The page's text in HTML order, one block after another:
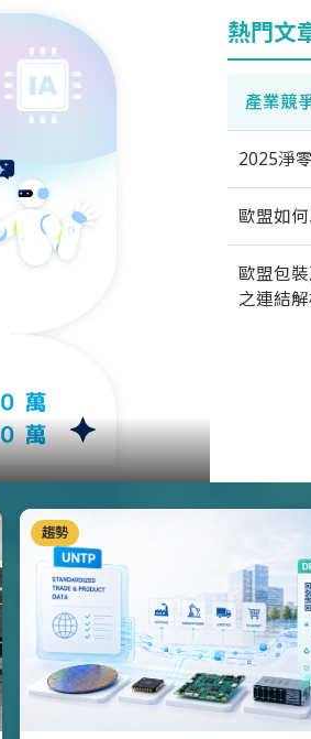
熱門文
產業競
2025淨
歐盟如
歐盟包
之連結
趨勢